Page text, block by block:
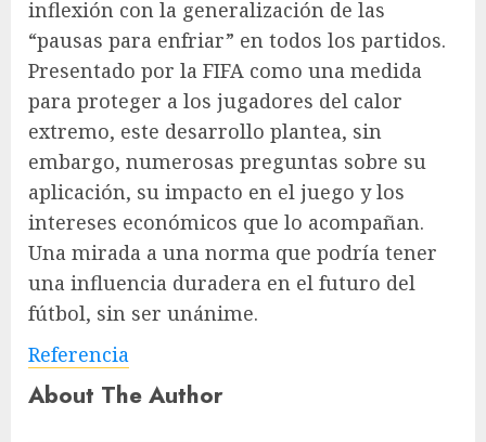
inflexión con la generalización de las
“pausas para enfriar” en todos los partidos.
Presentado por la FIFA como una medida
para proteger a los jugadores del calor
extremo, este desarrollo plantea, sin
embargo, numerosas preguntas sobre su
aplicación, su impacto en el juego y los
intereses económicos que lo acompañan.
Una mirada a una norma que podría tener
una influencia duradera en el futuro del
fútbol, ​​sin ser unánime.
Referencia
About The Author